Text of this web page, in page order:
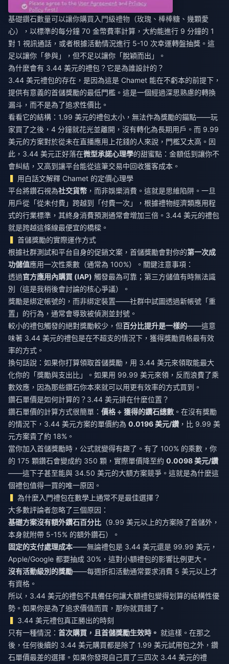
基礎鑽石數量可以讓你購買入門級禮物（玫瑰、棒棒糖、幾顆愛
心），以標準的每分鐘 70 金幣費率計算，大約能進行 9 分鐘的 1
對 1 視訊通話，或者根據活動情況進行 5-10 次幸運轉盤抽獎。這
足以讓你「參與」，但不足以讓你「脫穎而出」。
為什麼會有 3.44 美元的禮包？它是為誰設計的？
3.44 美元禮包的存在，是因為這是 Chamet 能在不虧本的前提下，
提供有意義的首儲獎勵的最低門檻。這是一個經過深思熟慮的轉換
漏斗，而不是為了追求性價比。
看看它的結構：1.99 美元的禮包太小，無法作為獎勵的錨點——玩
家買了之後，4 分鐘就花光並離開，沒有轉化為長期用戶。而 9.99
美元的方案對於從未在直播應用上花錢的人來說，門檻又太高。因
此，3.44 美元正好落在微型承諾心理學的甜蜜點：金額低到讓你不
會糾結，又高到讓平台能從這筆交易中回收獲客成本。
用白話文解釋 Chamet 的定價心理學
平台將鑽石視為社交貨幣 ，而非娛樂消費。這就是思維陷阱。一旦
用戶從「從未付費」跨越到「付費一次」，根據禮物經濟類應用程
式的行業標準，其終身消費預測通常會增加三倍。3.44 美元的禮包
就是跨越這條線最便宜的橋樑。
首儲獎勵的實際運作方式
根據社群測試和平台自身的促銷文案，首儲獎勵會對你的第一次成
功儲值應用一次性乘數（通常為 100%）。關鍵注意事項：
透過官方應用內購買 (IAP) 觸發最為可靠；第三方儲值有時無法識
別（這是我稍後會討論的核心爭議）。
獎勵是綁定帳號的，而非綁定裝置——社群中試圖透過新帳號「重
置」的行為，通常會導致被偵測並封號。
較小的禮包觸發的絕對獎勵較少，但百分比提升是一樣的——這意
味著 3.44 美元的禮包是在不超支的情況下，獲得獎勵資格最有效
率的方式。
換句話說：如果你打算領取首儲獎勵，用 3.44 美元來領取能最大
化你的「獎勵與支出比」。如果用 99.99 美元來領，反而浪費了乘
數效應，因為那些鑽石你本來就可以用更有效率的方式買到。
鑽石單價是如何計算的？3.44 美元排在什麼位置？
鑽石單價的計算方式很簡單： 價格 ÷ 獲得的鑽石總數 。在沒有獎勵
的情況下，3.44 美元方案的單價約為 0.0196 美元/鑽 ，比 9.99 美
元方案貴了約 18%。
當你加入首儲獎勵時，公式就變得有趣了。有了 100% 的乘數，你
的 175 顆鑽石會變成約 350 顆，實際單價降至約 0.0098 美元/鑽
——這下子甚至能與 34.50 美元的大額方案競爭。這就是為什麼這
個禮包值得一買的唯一原因。
為什麼入門禮包在數學上通常不是最佳選擇？
大多數評論者忽略了三個原因：
基礎方案沒有額外鑽石百分比 （9.99 美元以上的方案除了首儲外，
本身就附帶 5-15% 的額外鑽石）。
固定的支付處理成本——無論禮包是 3.44 美元還是 99.99 美元，
Apple/Google 都要抽成 30%，這對小額禮包的影響比例更大。
沒有活動級別的獎勵——每週折扣活動通常要求消費 5 美元以上才
有資格。
所以，3.44 美元的禮包不具備任何讓大額禮包變得划算的結構性優
勢。如果你是為了追求價值而買，那你就買錯了。
3.44 美元禮包真正勝出的時刻
只有一種情況： 首次購買，且首儲獎勵生效時。 就這樣。在那之
後，任何後續的 3.44 美元購買都是除了 1.99 美元試用包之外，鑽
石單價最差的選擇。如果你發現自己買了三四次 3.44 美元的禮